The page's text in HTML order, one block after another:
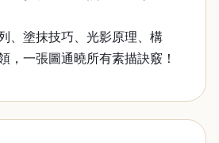
、塗抹技巧、光影原理、構
，一張圖通曉所有素描訣竅！